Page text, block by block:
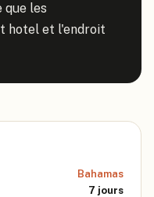
que les
hotel et l'endroit
Bahamas
7 jours